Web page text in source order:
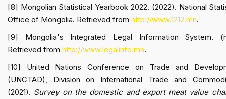
[8] Mongolian Statistical Yearbook 2022. (2022). National
Office of Mongolia. Retrieved from http://www.1212.mn.
[9] Mongolia's Integrated Legal Information System.
Retrieved from http://www.legalinfo.mn.
[10] United Nations Conference on Trade and
(UNCTAD), Division on International Trade and
(2021). Survey on the domestic and export meat value